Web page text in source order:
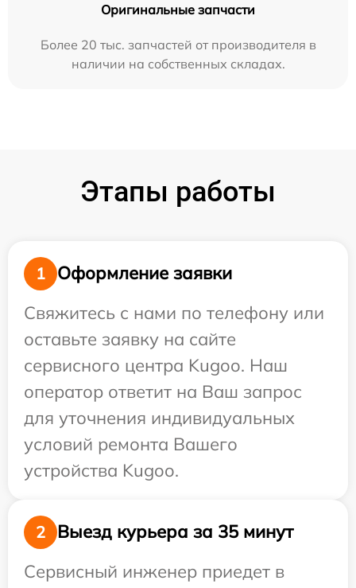
Оригинальные запчасти
Более 20 тыс. запчастей от производителя в
наличии на собственных складах.
Этапы работы
1
Оформление заявки
Свяжитесь с нами по телефону или
оставьте заявку на сайте
сервисного центра Kugoo. Наш
оператор ответит на Ваш запрос
для уточнения индивидуальных
условий ремонта Вашего
устройства Kugoo.
2
Выезд курьера за 35 минут
Сервисный инженер приедет в